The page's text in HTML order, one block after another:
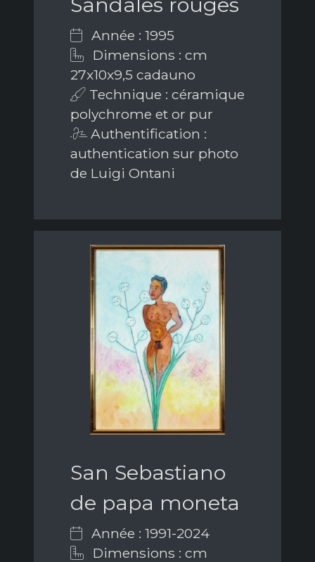
Année : 1995
Dimensions : cm
27x10x9,5 cadauno
Technique : céramique
polychrome et or pur
Authentification :
authentication sur photo
de Luigi Ontani
San Sebastiano
de papa moneta
Année : 1991-2024
Dimensions : cm